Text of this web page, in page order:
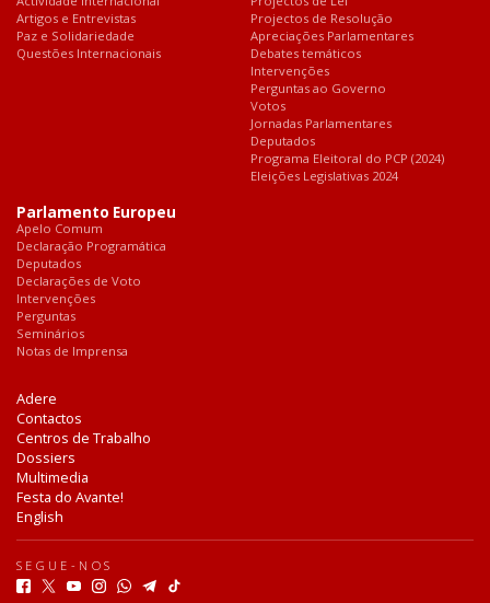
Artigos e Entrevistas
Paz e Solidariedade
Questões Internacionais
Projectos de Resolução
Apreciações Parlamentares
Debates temáticos
Intervenções
Perguntas ao Governo
Votos
Jornadas Parlamentares
Deputados
Programa Eleitoral do PCP (2024)
Eleições Legislativas 2024
Parlamento Europeu
Apelo Comum
Declaração Programática
Deputados
Declarações de Voto
Intervenções
Perguntas
Seminários
Notas de Imprensa
Adere
Contactos
Centros de Trabalho
Dossiers
Multimedia
Festa do Avante!
English
SEGUE-NOS